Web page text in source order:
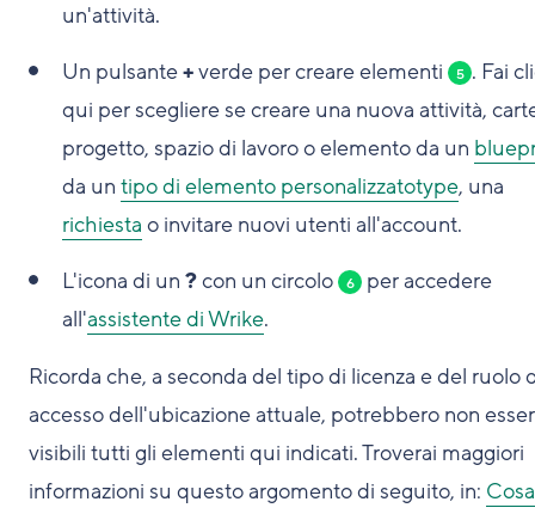
un'attività.
Un pulsante+verde per creare elementi 5 . Fai
qui per scegliere se creare una nuova attività,
progetto, spazio di lavoro o elemento da un
da un tipo di elemento personalizzatotype, una
richiesta o invitare nuovi utenti all'account.
L'icona di un ?con un circolo 6
per accedere
all'assistente di Wrike.
Ricorda che, a seconda del tipo di licenza e del ruolo
accesso dell'ubicazione attuale, potrebbero non
visibili tutti gli elementi qui indicati. Troverai maggiori
informazioni su questo argomento di seguito, in: Cosa